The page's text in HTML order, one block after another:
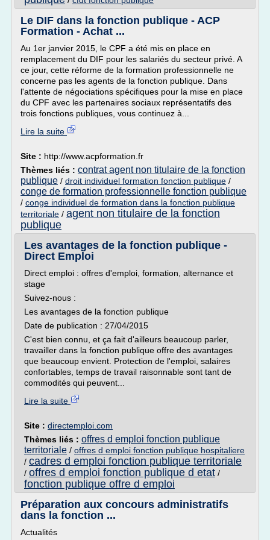
Le DIF dans la fonction publique - ACP
Formation - Achat ...
Au 1er janvier 2015, le CPF a été mis en place en
remplacement du DIF pour les salariés du secteur privé. A
ce jour, cette réforme de la formation professionnelle ne
concerne pas les agents de la fonction publique. Dans
l'attente de négociations spécifiques pour la mise en place
du CPF avec les partenaires sociaux représentatifs des
trois fonctions publiques, vous continuez à...
Lire la suite
Site : http://www.acpformation.fr
Thèmes liés : contrat agent non titulaire de la fonction
publique / droit individuel formation fonction publique /
conge de formation professionnelle fonction publique
/ conge individuel de formation dans la fonction publique
territoriale / agent non titulaire de la fonction
publique
Les avantages de la fonction publique -
Direct Emploi
Direct emploi : offres d'emploi, formation, alternance et
stage
Suivez-nous :
Les avantages de la fonction publique
Date de publication : 27/04/2015
C'est bien connu, et ça fait d'ailleurs beaucoup parler,
travailler dans la fonction publique offre des avantages
que beaucoup envient. Protection de l'emploi, salaires
confortables, temps de travail raisonnable sont tant de
commodités qui peuvent...
Lire la suite
Site : directemploi.com
Thèmes liés : offres d emploi fonction publique
territoriale / offres d emploi fonction publique hospitaliere
/ cadres d emploi fonction publique territoriale
/ offres d emploi fonction publique d etat /
fonction publique offre d emploi
Préparation aux concours administratifs
dans la fonction ...
Actualités